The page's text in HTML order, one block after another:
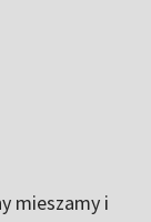
mieszamy i